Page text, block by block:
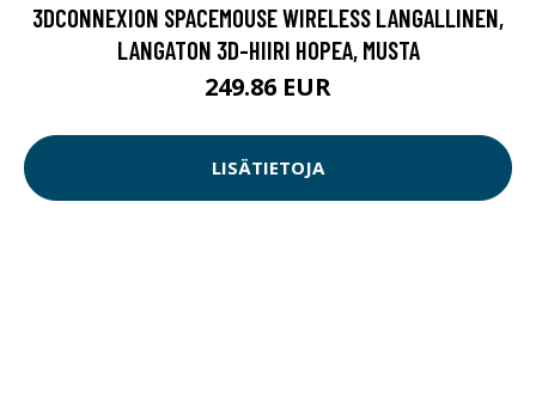
3DCONNEXION SPACEMOUSE WIRELESS LANGALLINEN,
LANGATON 3D-HIIRI HOPEA, MUSTA
249.86 EUR
LISÄTIETOJA